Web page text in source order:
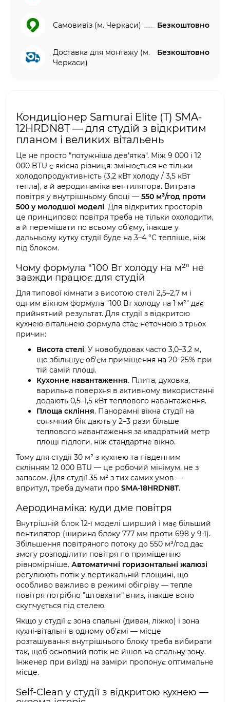
Самовивіз (м. Черкаси) Безкоштовно
Доставка для монтажу (м.
Черкаси)
Безкоштовно
Кондиціонер Samurai Elite (T) SMA-
12HRDN8T — для студій з відкритим
планом і великих вітальень
Це не просто "потужніша дев'ятка". Між 9 000 і 12
000 BTU є якісна різниця: змінюється не тільки
холодопродуктивність (3,2 кВт холоду / 3,5 кВт
тепла), а й аеродинаміка вентилятора. Витрата
повітря у внутрішньому блоці — 550 м³/год проти
500 у молодшої моделі. Для відкритих просторів
це принципово: повітря треба не тільки охолодити,
а й перемішати по всьому об'єму, інакше у
дальньому кутку студії буде на 3–4 °C тепліше, ніж
під блоком.
Чому формула "100 Вт холоду на м²" не
завжди працює для студій
Для типової кімнати з висотою стелі 2,5–2,7 м і
одним вікном формула "100 Вт холоду на 1 м²" дає
прийнятний результат. Для студії з відкритою
кухнею-вітальнею формула стає неточною з трьох
причин:
Висота стелі. У новобудовах часто 3,0–3,2 м,
що збільшує об'єм приміщення на 20–25% при
тій самій площі.
Кухонне навантаження. Плита, духовка,
варильна поверхня в активному використанні
додають 0,5–1,5 кВт теплового навантаження.
Площа скління. Панорамні вікна студії на
сонячний бік дають у 2–3 рази більше
теплового навантаження за квадратний метр
площі підлоги, ніж стандартне вікно.
Тому для студії 30 м² з кухнею та південним
склінням 12 000 BTU — це робочий мінімум, не з
запасом. Для студії 35 м² з тих самих умов —
впритул, треба думати про SMA-18HRDN8T.
Аеродинаміка: куди дме повітря
Внутрішній блок 12-ї моделі ширший і має більший
вентилятор (ширина блоку 777 мм проти 698 у 9-ї).
Збільшення повітряного потоку до 550 м³/год дає
змогу розподілити повітря по приміщенню
рівномірніше. Автоматичні горизонтальні жалюзі
регулюють потік у вертикальній площині, що
особливо важливо в режимі обігріву — тепле
повітря потрібно "штовхати" вниз, інакше воно
скупчується під стелею.
Якщо у студії є зона спальні (диван, ліжко) і зона
кухні-вітальні в одному об'ємі — місце
розташування внутрішнього блоку треба вибирати
так, щоб основний потік не йшов на спальну зону.
Інженер при виїзді на заміри пропонує оптимальне
місце.
Self-Clean у студії з відкритою кухнею —